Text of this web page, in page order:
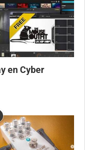
en Cyber